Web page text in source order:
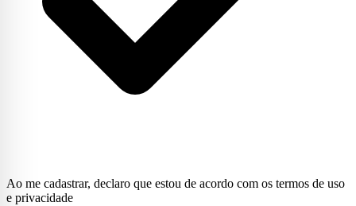
Ao me cadastrar, declaro que estou de acordo com os termos de uso
e privacidade